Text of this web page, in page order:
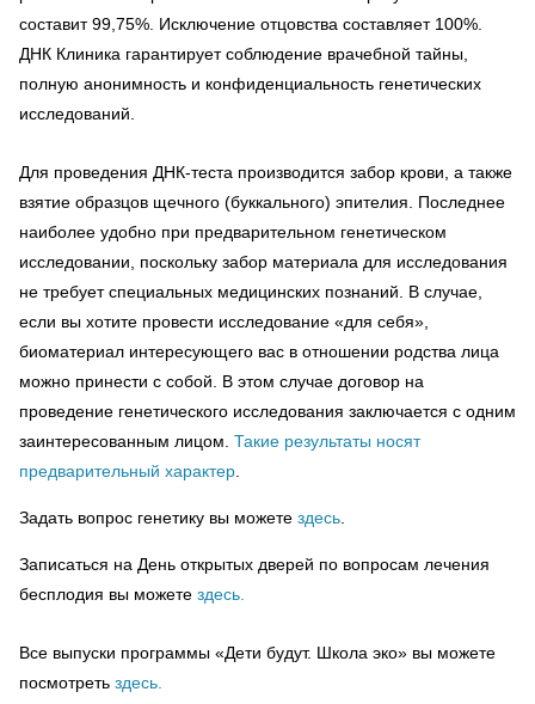
составит 99,75%. Исключение отцовства составляет 100%.
ДНК Клиника гарантирует соблюдение врачебной тайны,
полную анонимность и конфиденциальность генетических
исследований.
Для проведения ДНК-теста производится забор крови, а также
взятие образцов щечного (буккального) эпителия. Последнее
наиболее удобно при предварительном генетическом
исследовании, поскольку забор материала для исследования
не требует специальных медицинских познаний. В случае,
если вы хотите провести исследование «для себя»,
биоматериал интересующего вас в отношении родства лица
можно принести с собой. В этом случае договор на
проведение генетического исследования заключается с одним
заинтересованным лицом. Такие результаты носят
предварительный характер
Задать вопрос генетику вы можете здесь
Записаться на День открытых дверей по вопросам лечения
бесплодия вы можете здесь.
Все выпуски программы «Дети будут. Школа эко» вы можете
посмотреть здесь.